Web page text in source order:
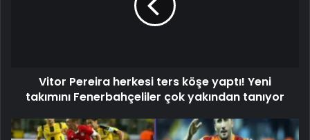
Vitor Pereira herkesi ters köşe yaptı! Yeni
takımını Fenerbahçeliler çok yakından tanıyor